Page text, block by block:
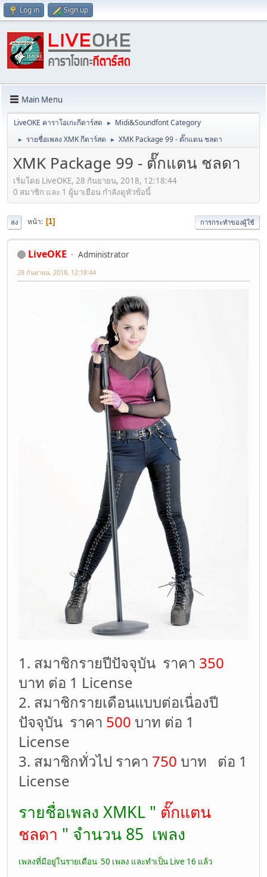
Log in Sign up
Main Menu
LiveOKE คาราโอเกะกีตาร์สด ► Midi&Soundfont Category
► รายชื่อเพลง XMK กีตาร์สด ► XMK Package 99 - ตั๊กแตน ชลดา
XMK Package 99 - ตั๊กแตน ชลดา
เริ่มโดย LiveOKE, 28 กันยายน, 2018, 12:18:44
0 สมาชิก และ 1 ผู้มาเยือน กำลังดูหัวข้อนี้
ลง หน้า 1 การกระทำของผู้ใช้
LiveOKE Administrator
28 กันยายน, 2018, 12:18:44
1. สมาชิกรายปีปัจจุบัน ราคา 350
บาท ต่อ 1 License
2. สมาชิกรายเดือนแบบต่อเนื่องปี
ปัจจุบัน ราคา 500 บาท ต่อ 1
License
3. สมาชิกทั่วไป ราคา 750 บาท ต่อ 1
License
รายชื่อเพลง XMKL " ตั๊กแตน
ชลดา " จำนวน 85 เพลง
เพลงที่มีอยู่ในรายเดือน 50 เพลง และทำเป็น Live 16 แล้ว